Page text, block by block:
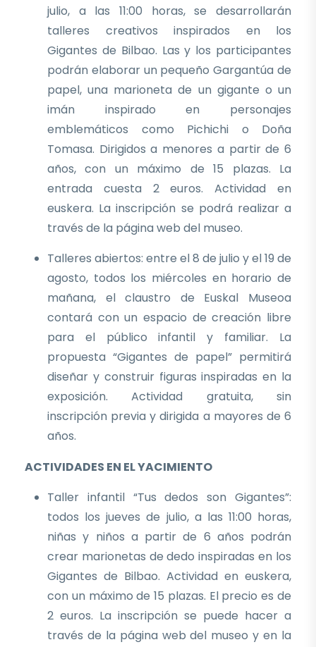
julio, a las 11:00 horas, se desarrollarán
talleres creativos inspirados en los
Gigantes de Bilbao. Las y los participantes
podrán elaborar un pequeño Gargantúa de
papel, una marioneta de un gigante o un
imán inspirado en personajes
emblemáticos como Pichichi o Doña
Tomasa. Dirigidos a menores a partir de 6
años, con un máximo de 15 plazas. La
entrada cuesta 2 euros. Actividad en
euskera. La inscripción se podrá realizar a
través de la página web del museo.
Talleres abiertos: entre el 8 de julio y el 19 de
agosto, todos los miércoles en horario de
mañana, el claustro de Euskal Museoa
contará con un espacio de creación libre
para el público infantil y familiar. La
propuesta “Gigantes de papel” permitirá
diseñar y construir figuras inspiradas en la
exposición. Actividad gratuita, sin
inscripción previa y dirigida a mayores de 6
años.
ACTIVIDADES EN EL YACIMIENTO
Taller infantil “Tus dedos son Gigantes”:
todos los jueves de julio, a las 11:00 horas,
niñas y niños a partir de 6 años podrán
crear marionetas de dedo inspiradas en los
Gigantes de Bilbao. Actividad en euskera,
con un máximo de 15 plazas. El precio es de
2 euros. La inscripción se puede hacer a
través de la página web del museo y en la